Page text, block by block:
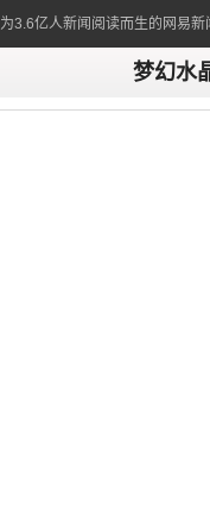
为3.6亿人新闻阅读而生的网易新
梦幻水